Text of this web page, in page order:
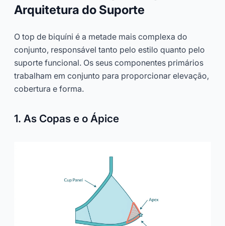
Arquitetura do Suporte
O top de biquíni é a metade mais complexa do
conjunto, responsável tanto pelo estilo quanto pelo
suporte funcional. Os seus componentes primários
trabalham em conjunto para proporcionar elevação,
cobertura e forma.
1. As Copas e o Ápice